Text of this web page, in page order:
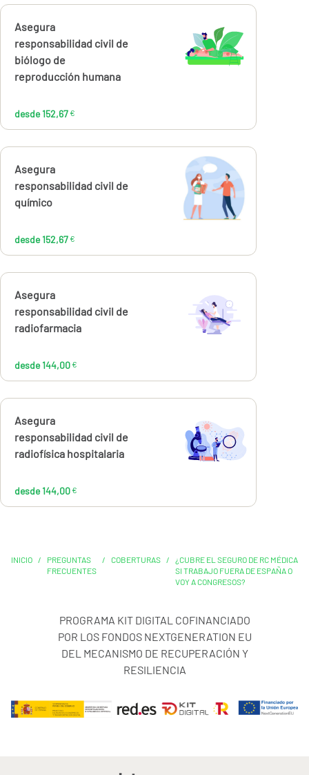
Calcúlalo ahora
Asegura
responsabilidad civil de
biólogo de
reproducción humana
desde 152,67 €
152,67€
Calcúlalo ahora
Asegura
responsabilidad civil de
químico
desde 152,67 €
152,67 €
Calcúlalo ahora
Asegura
responsabilidad civil de
radiofarmacia
desde 144,00 €
144,00€
Calcúlalo ahora
Asegura
responsabilidad civil de
radiofísica hospitalaria
desde 144,00 €
144,00 €
INICIO /
PREGUNTAS
FRECUENTES
/ COBERTURAS /
¿CUBRE EL SEGURO DE RC MÉDICA
SI TRABAJO FUERA DE ESPAÑA O
VOY A CONGRESOS?
PROGRAMA KIT DIGITAL COFINANCIADO
POR LOS FONDOS NEXTGENERATION EU
DEL MECANISMO DE RECUPERACIÓN Y
RESILIENCIA